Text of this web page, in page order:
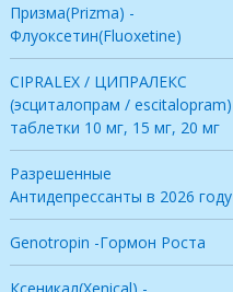
Призма(Prizma) -
Флуоксетин(Fluoxetine)
CIPRALEX / ЦИПРАЛЕКС
(эсциталопрам / escitalopram)
таблетки 10 мг, 15 мг, 20 мг
Разрешенные
Антидепрессанты в 2026 году
Genotropin -Гормон Роста